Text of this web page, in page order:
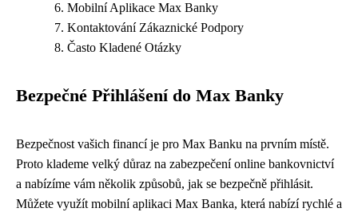
Mobilní Aplikace Max Banky
Kontaktování Zákaznické Podpory
Často Kladené Otázky
Bezpečné Přihlášení do Max Banky
Bezpečnost vašich financí je pro Max Banku na prvním místě.
Proto klademe velký důraz na zabezpečení online bankovnictví
a nabízíme vám několik způsobů, jak se bezpečně přihlásit.
Můžete využít mobilní aplikaci Max Banka, která nabízí rychlé a